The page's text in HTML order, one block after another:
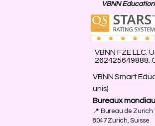
VBNN
VBNN FZE
262425649888.
VBNN Smart
unis)
Bureaux
📍 Bureau de Zurich
8047 Zurich, Suisse